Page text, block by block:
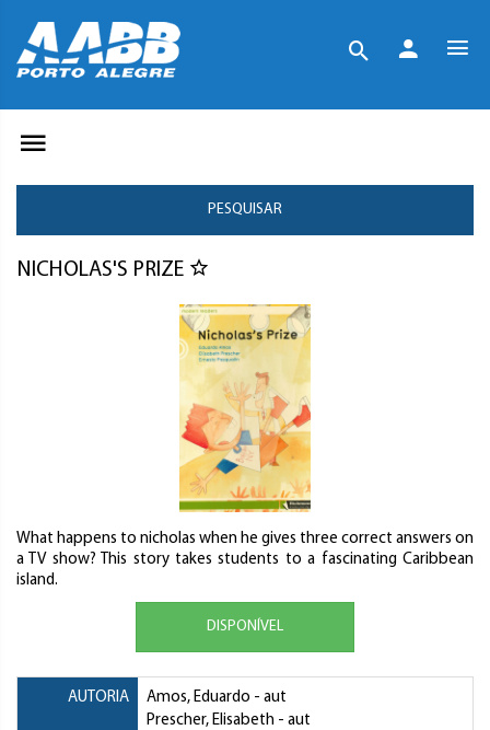
PESQUISAR
NICHOLAS'S PRIZE
What happens to nicholas when he gives three correct answers on
a TV show? This story takes students to a fascinating Caribbean
island.
DISPONÍVEL
AUTORIA Amos, Eduardo - aut
Prescher, Elisabeth - aut